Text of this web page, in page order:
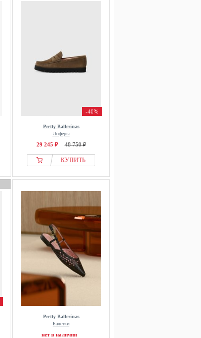
-40%
Pretty Ballerinas
Лоферы
29 245 ₽ 48 750 ₽
КУПИТЬ
Pretty Ballerinas
Балетки
нет в наличии